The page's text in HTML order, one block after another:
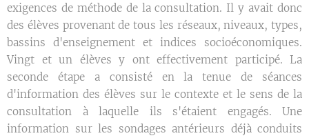
exigences de méthode de la consultation. Il y avait donc
des élèves provenant de tous les réseaux, niveaux, types,
bassins d'enseignement et indices socioéconomiques.
Vingt et un élèves y ont effectivement participé. La
seconde étape a consisté en la tenue de séances
d'information des élèves sur le contexte et le sens de la
consultation à laquelle ils s'étaient engagés. Une
information sur les sondages antérieurs déjà conduits